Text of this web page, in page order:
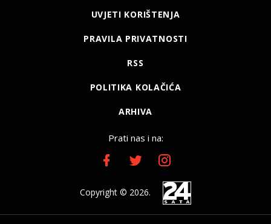
UVJETI KORIŠTENJA
PRAVILA PRIVATNOSTI
RSS
POLITIKA KOLAČIĆA
ARHIVA
Prati nas i na:
Copyright © 2026.